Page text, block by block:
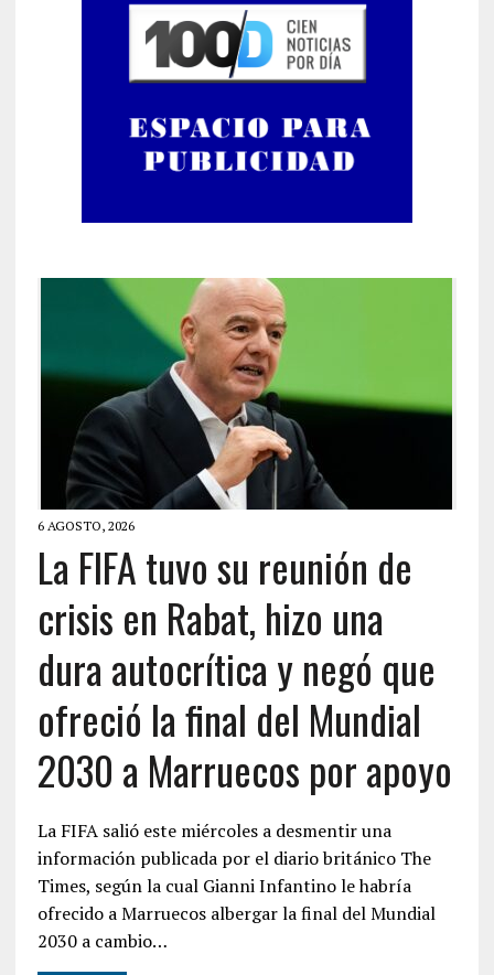
6 AGOSTO, 2026
La FIFA tuvo su reunión de
crisis en Rabat, hizo una
dura autocrítica y negó que
ofreció la final del Mundial
2030 a Marruecos por apoyo
La FIFA salió este miércoles a desmentir una
información publicada por el diario británico The
Times, según la cual Gianni Infantino le habría
ofrecido a Marruecos albergar la final del Mundial
2030 a cambio…